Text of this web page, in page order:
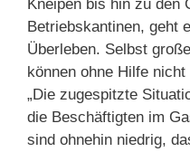
Kneipen bis hin zu den
Betriebskantinen, geht
Überleben. Selbst
können ohne Hilfe
„Die zugespitzte
die Beschäftigten im
sind ohnehin niedrig,